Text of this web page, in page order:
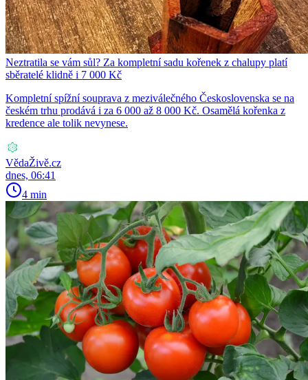
Neztratila se vám sůl? Za kompletní sadu kořenek z chalupy platí
sběratelé klidně i 7 000 Kč
Kompletní spížní souprava z meziválečného Československa se na
českém trhu prodává i za 6 000 až 8 000 Kč. Osamělá kořenka z
kredence ale tolik nevynese.
VědaŽivě.cz
dnes, 06:41
4 min